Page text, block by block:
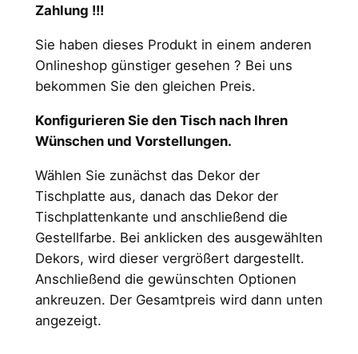
Zahlung !!!
Sie haben dieses Produkt in einem anderen
Onlineshop günstiger gesehen ? Bei uns
bekommen Sie den gleichen Preis.
Konfigurieren Sie den Tisch nach Ihren
Wünschen und Vorstellungen.
Wählen Sie zunächst das Dekor der
Tischplatte aus, danach das Dekor der
Tischplattenkante und anschließend die
Gestellfarbe. Bei anklicken des ausgewählten
Dekors, wird dieser vergrößert dargestellt.
Anschließend die gewünschten Optionen
ankreuzen. Der Gesamtpreis wird dann unten
angezeigt.